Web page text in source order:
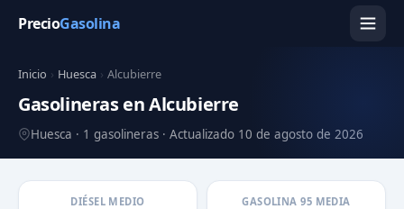
PrecioGasolina
Inicio › Huesca › Alcubierre
Gasolineras en Alcubierre
Huesca · 1 gasolineras · Actualizado 10 de agosto de 2026
DIÉSEL MEDIO GASOLINA 95 MEDIA